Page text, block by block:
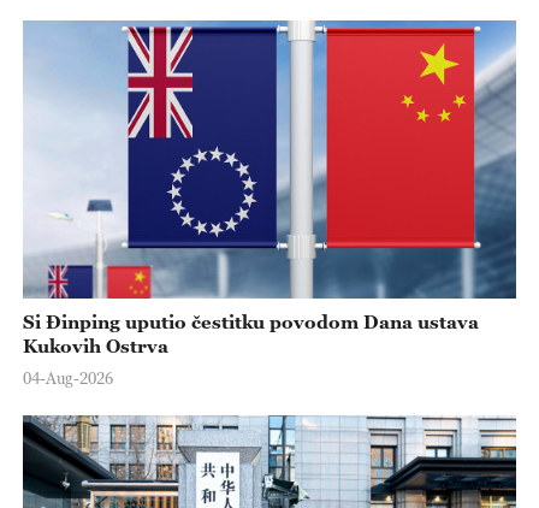
Si Đinping uputio čestitku povodom Dana ustava
Kukovih Ostrva
04-Aug-2026